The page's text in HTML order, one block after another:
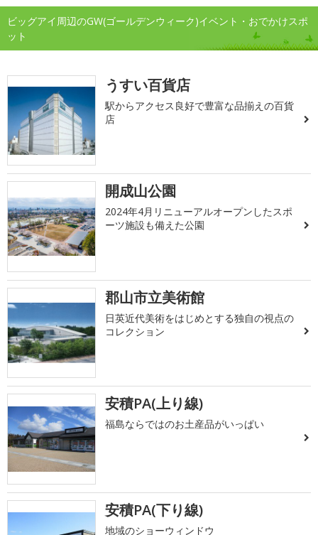
ビッグアイ周辺のGW(ゴールデンウィーク)イベント・おでかけスポ
ット
うすい百貨店
駅からアクセス良好で豊富な品揃えの百貨
店
開成山公園
2024年4月リニューアルオープンしたスポ
ーツ施設も備えた公園
郡山市立美術館
日英近代美術をはじめとする独自の視点の
コレクション
安積PA(上り線)
福島ならではのお土産品がいっぱい
安積PA(下り線)
地域のショーウィンドウ